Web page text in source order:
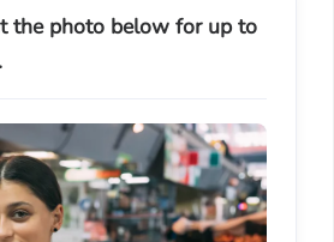
the photo below for up to